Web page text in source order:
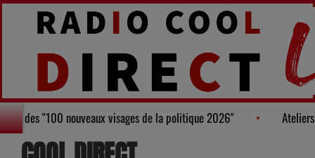
des "100 nouveaux visages de la politique 2026"